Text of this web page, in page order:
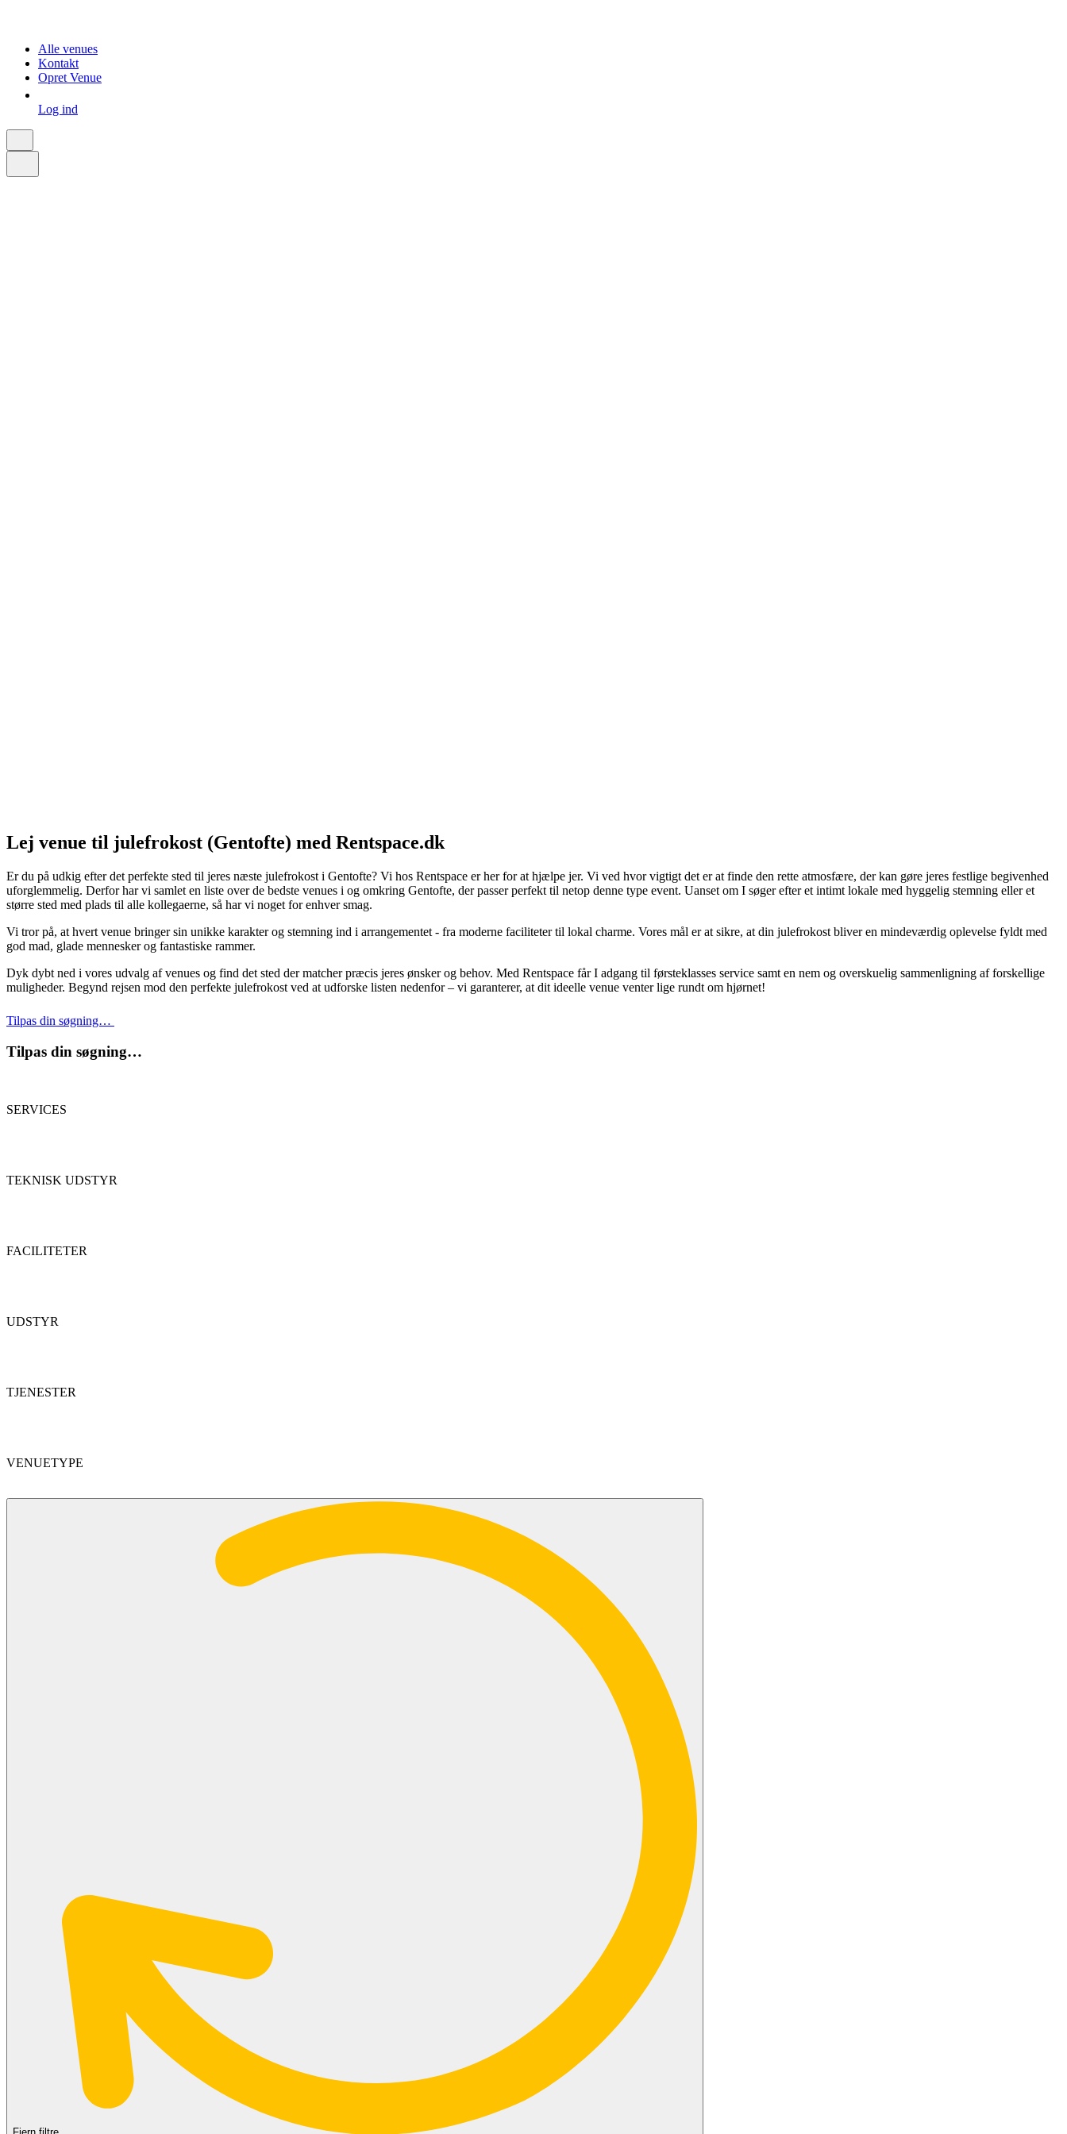
Alle venues
Kontakt
Opret Venue
Log ind
Lej venue til julefrokost (Gentofte) med Rentspace.dk
Er du på udkig efter det perfekte sted til jeres næste julefrokost i Gentofte? Vi hos Rentspace er her for at hjælpe jer. Vi ved hvor vigtigt det er at finde den rette atmosfære, der kan gøre jeres festlige begivenhed
uforglemmelig. Derfor har vi samlet en liste over de bedste venues i og omkring Gentofte, der passer perfekt til netop denne type event. Uanset om I søger efter et intimt lokale med hyggelig stemning eller et
større sted med plads til alle kollegaerne, så har vi noget for enhver smag.
Vi tror på, at hvert venue bringer sin unikke karakter og stemning ind i arrangementet - fra moderne faciliteter til lokal charme. Vores mål er at sikre, at din julefrokost bliver en mindeværdig oplevelse fyldt med
god mad, glade mennesker og fantastiske rammer.
Dyk dybt ned i vores udvalg af venues og find det sted der matcher præcis jeres ønsker og behov. Med Rentspace får I adgang til førsteklasses service samt en nem og overskuelig sammenligning af forskellige
muligheder. Begynd rejsen mod den perfekte julefrokost ved at udforske listen nedenfor – vi garanterer, at dit ideelle venue venter lige rundt om hjørnet!
Tilpas din søgning…
Tilpas din søgning…
SERVICES
TEKNISK UDSTYR
FACILITETER
UDSTYR
TJENESTER
VENUETYPE